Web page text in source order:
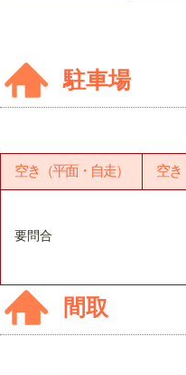
駐車場
空き（平面・自走） 空き
要問合
間取